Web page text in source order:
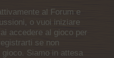
al Forum e
o vuoi iniziare
accedere al gioco per
se non
Siamo in attesa